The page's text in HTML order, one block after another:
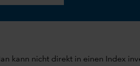
kann nicht direkt in einen Index